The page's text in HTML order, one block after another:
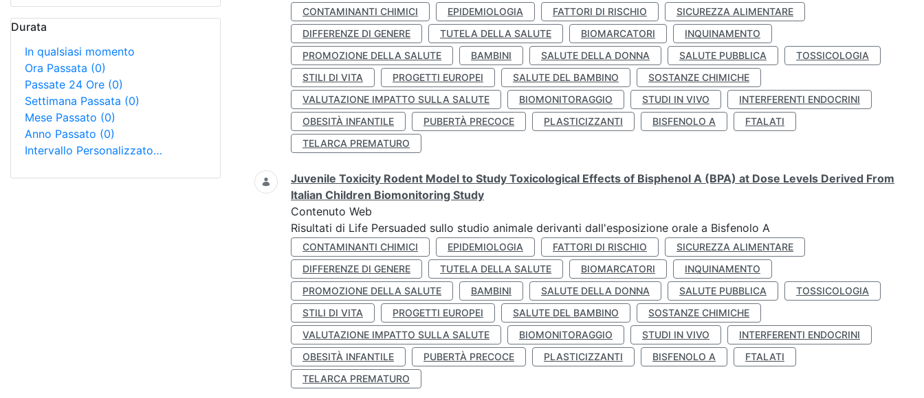
Durata
In qualsiasi momento
Ora Passata (0)
Passate 24 Ore (0)
Settimana Passata (0)
Mese Passato (0)
Anno Passato (0)
Intervallo Personalizzato…
CONTAMINANTI CHIMICI EPIDEMIOLOGIA FATTORI DI RISCHIO
SICUREZZA ALIMENTARE
DIFFERENZE DI GENERE
TUTELA DELLA SALUTE BIOMARCATORI
INQUINAMENTO
PROMOZIONE DELLA SALUTE
BAMBINI SALUTE DELLA DONNA SALUTE PUBBLICA
TOSSICOLOGIA
STILI DI VITA
PROGETTI EUROPEI SALUTE DEL BAMBINO
SOSTANZE CHIMICHE
VALUTAZIONE IMPATTO SULLA SALUTE
BIOMONITORAGGIO STUDI IN VIVO
INTERFERENTI ENDOCRINI
OBESITÀ INFANTILE
PUBERTÀ PRECOCE PLASTICIZZANTI BISFENOLO A
FTALATI
TELARCA PREMATURO
Juvenile Toxicity Rodent Model to Study Toxicological Effects of Bisphenol A (BPA) at Dose Levels Derived From
Italian Children Biomonitoring Study
Contenuto Web
Risultati di Life Persuaded sullo studio animale derivanti dall'esposizione orale a Bisfenolo A
CONTAMINANTI CHIMICI EPIDEMIOLOGIA FATTORI DI RISCHIO
SICUREZZA ALIMENTARE
DIFFERENZE DI GENERE
TUTELA DELLA SALUTE BIOMARCATORI
INQUINAMENTO
PROMOZIONE DELLA SALUTE
BAMBINI SALUTE DELLA DONNA SALUTE PUBBLICA
TOSSICOLOGIA
STILI DI VITA
PROGETTI EUROPEI SALUTE DEL BAMBINO
SOSTANZE CHIMICHE
VALUTAZIONE IMPATTO SULLA SALUTE
BIOMONITORAGGIO STUDI IN VIVO
INTERFERENTI ENDOCRINI
OBESITÀ INFANTILE
PUBERTÀ PRECOCE PLASTICIZZANTI BISFENOLO A
FTALATI
TELARCA PREMATURO